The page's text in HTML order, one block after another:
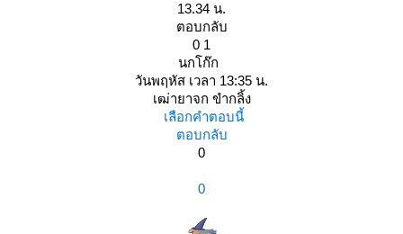
13.34 น.
ตอบกลับ
0 1
นกโก๊ก
วันพฤหัส เวลา 13:35 น.
เฒ่ายาจก ขำกลิ้ง
เลือกคำตอบนี้
ตอบกลับ
0
0